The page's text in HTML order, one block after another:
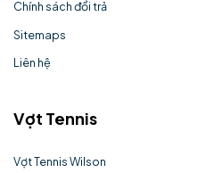
Chính sách đổi trả
Sitemaps
Liên hệ
Vợt Tennis
Vợt Tennis Wilson